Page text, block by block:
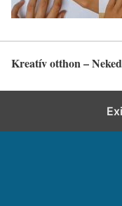
Kreatív otthon – Neked